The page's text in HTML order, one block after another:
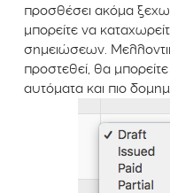
προσθέσει ακόμα
μπορείτε να
σημειώσεων.
προστεθεί, θα
αυτόματα και πιο